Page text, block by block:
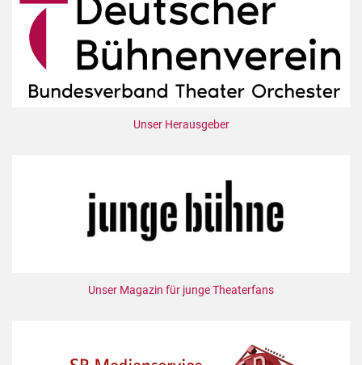
Unser Herausgeber
Unser Magazin für junge Theaterfans